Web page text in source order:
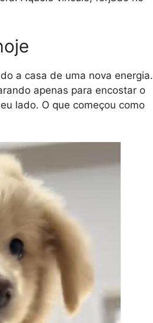
a casa de uma nova energia.
apenas para encostar o
lado. O que começou como